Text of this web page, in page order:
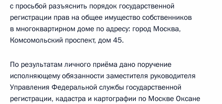
с просьбой разъяснить порядок государственной
регистрации прав на общее имущество собственников
в многоквартирном доме по адресу: город Москва,
Комсомольский проспект, дом 45.
По результатам личного приёма дано поручение
исполняющему обязанности заместителя руководителя
Управления Федеральной службы государственной
регистрации, кадастра и картографии по Москве Оксане